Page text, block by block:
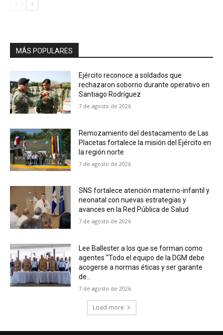
MÁS POPULARES
Ejército reconoce a soldados que
rechazaron soborno durante operativo en
Santiago Rodríguez
7 de agosto de 2026
Remozamiento del destacamento de Las
Placetas fortalece la misión del Ejército en
la región norte
7 de agosto de 2026
SNS fortalece atención materno-infantil y
neonatal con nuevas estrategias y
avances en la Red Pública de Salud
7 de agosto de 2026
Lee Ballester a los que se forman como
agentes “Todo el equipo de la DGM debe
acogerse a normas éticas y ser garante
de...
7 de agosto de 2026
Load more